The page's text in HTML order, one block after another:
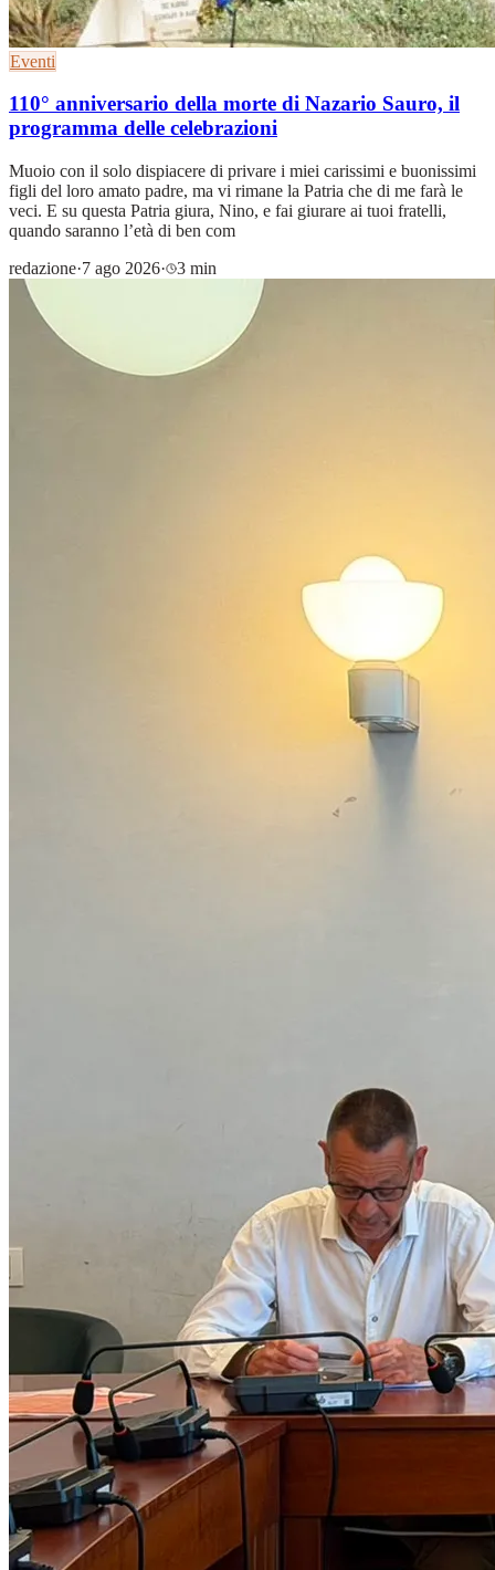
Eventi
110° anniversario della morte di Nazario Sauro, il
programma delle celebrazioni
Muoio con il solo dispiacere di privare i miei carissimi e buonissimi
figli del loro amato padre, ma vi rimane la Patria che di me farà le
veci. E su questa Patria giura, Nino, e fai giurare ai tuoi fratelli,
quando saranno l’età di ben com
redazione·7 ago 2026· 3 min